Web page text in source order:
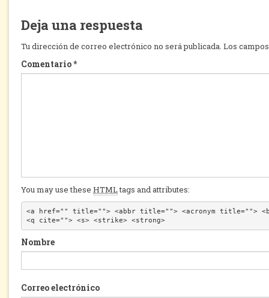
Deja una respuesta
Tu dirección de correo electrónico no será publicada. Los
Comentario*
You may use these HTMLtags and attributes:
<a href="" title=""> <abbr title=""> <acronym title="">
<q cite=""> <s> <strike> <strong>
Nombre
Correo electrónico